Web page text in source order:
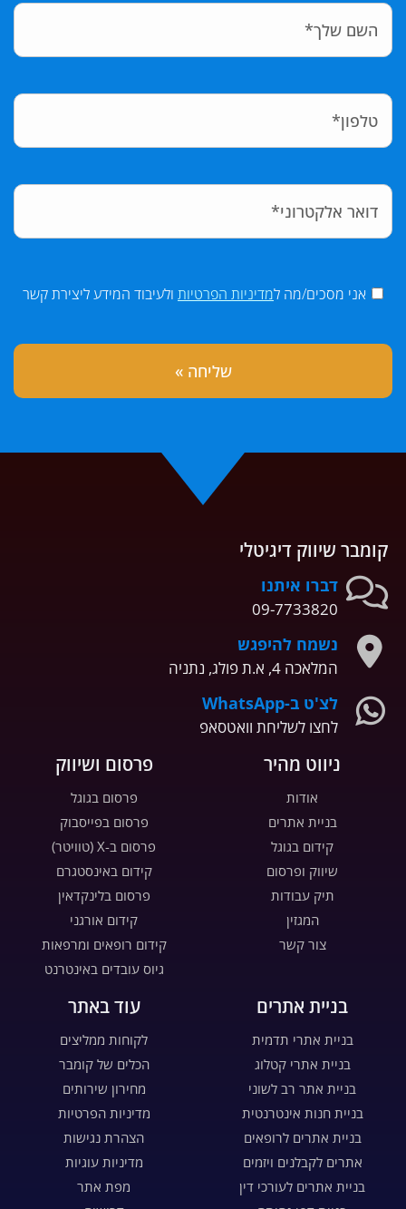
אני מסכים/מה למדיניות הפרטיות ולעיבוד המידע ליצירת קשר
קומבר שיווק דיגיטלי
דברו איתנו
09-7733820
נשמח להיפגש
המלאכה 4, א.ת פולג, נתניה
לצ'ט ב-WhatsApp
לחצו לשליחת וואטסאפ
ניווט מהיר
אודות
בניית אתרים
קידום בגוגל
שיווק ופרסום
תיק עבודות
המגזין
צור קשר
פרסום ושיווק
פרסום בגוגל
פרסום בפייסבוק
פרסום ב-X (טוויטר)
קידום באינסטגרם
פרסום בלינקדאין
קידום אורגני
קידום רופאים ומרפאות
גיוס עובדים באינטרנט
בניית אתרים
בניית אתרי תדמית
בניית אתרי קטלוג
בניית אתר רב לשוני
בניית חנות אינטרנטית
בניית אתרים לרופאים
אתרים לקבלנים ויזמים
בניית אתרים לעורכי דין
עוד באתר
לקוחות ממליצים
הכלים של קומבר
מחירון שירותים
מדיניות הפרטיות
הצהרת נגישות
מדיניות עוגיות
מפת אתר